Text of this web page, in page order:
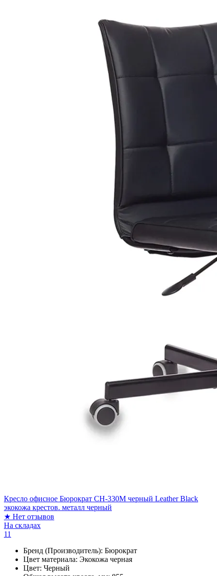
Кресло офисное Бюрократ CH-330M черный Leather Black
экокожа крестов. металл черный
★ Нет отзывов
На складах
11
Бренд (Производитель): Бюрократ
Цвет материала: Экокожа черная
Цвет: Черный